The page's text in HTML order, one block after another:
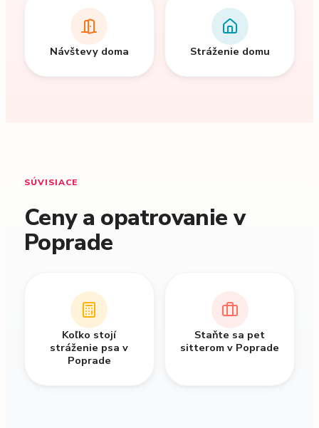
Návštevy doma Stráženie domu
SÚVISIACE
Ceny a opatrovanie v
Poprade
Koľko stojí
stráženie psa v
Poprade
Staňte sa pet
sitterom v Poprade